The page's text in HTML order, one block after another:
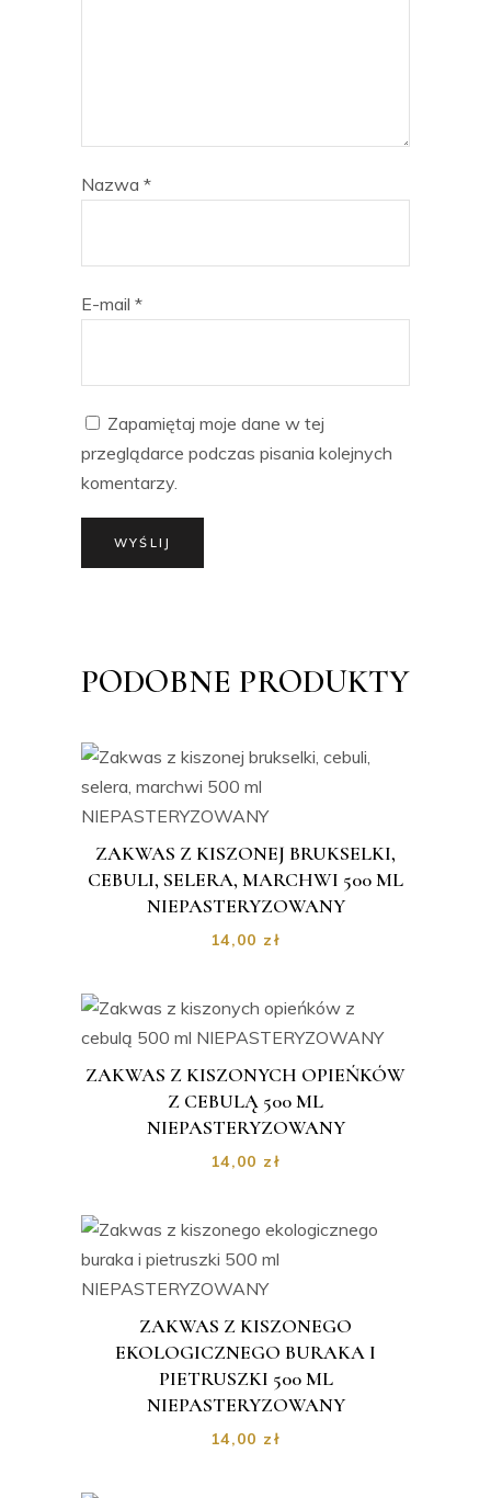
Nazwa *
E-mail *
Zapamiętaj moje dane w tej
przeglądarce podczas pisania kolejnych
komentarzy.
PODOBNE PRODUKTY
ZAKWAS Z KISZONEJ BRUKSELKI,
CEBULI, SELERA, MARCHWI 500 ML
NIEPASTERYZOWANY
14,00 zł
ZAKWAS Z KISZONYCH OPIEŃKÓW
Z CEBULĄ 500 ML
NIEPASTERYZOWANY
14,00 zł
ZAKWAS Z KISZONEGO
EKOLOGICZNEGO BURAKA I
PIETRUSZKI 500 ML
NIEPASTERYZOWANY
14,00 zł